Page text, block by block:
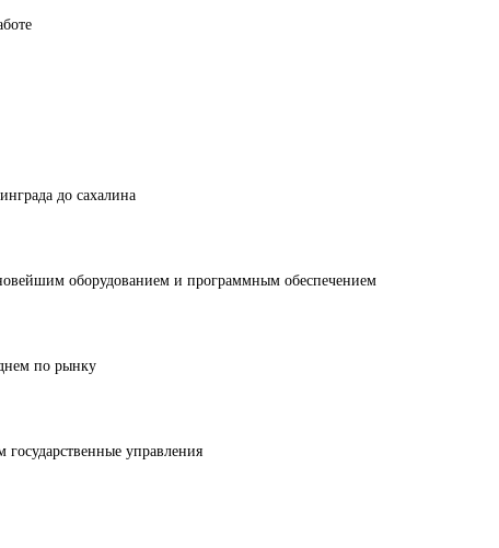
до сахалина
оборудованием и программным обеспечением
по рынку
управления